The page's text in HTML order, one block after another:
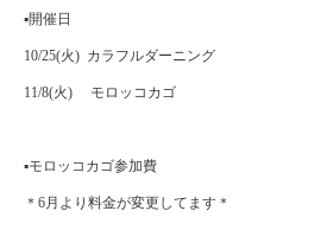
▪️開催日
10/25(火) カラフルダーニング
11/8(火) モロッコカゴ
▪️モロッコカゴ参加費
＊6月より料金が変更してます＊